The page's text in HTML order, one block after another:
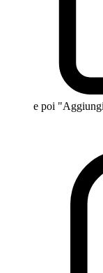
e poi